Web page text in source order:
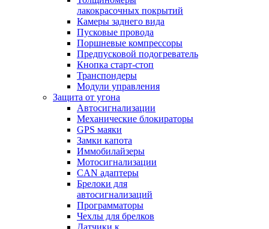
лакокрасочных покрытий
Камеры заднего вида
Пусковые провода
Поршневые компрессоры
Предпусковой подогреватель
Кнопка старт-стоп
Транспондеры
Модули управления
Защита от угона
Автосигнализации
Механические блoкираторы
GPS маяки
Замки капота
Иммобилайзеры
Мотосигнализации
CAN адаптеры
Брелоки для
автосигнализаций
Программаторы
Чехлы для брелков
Датчики к